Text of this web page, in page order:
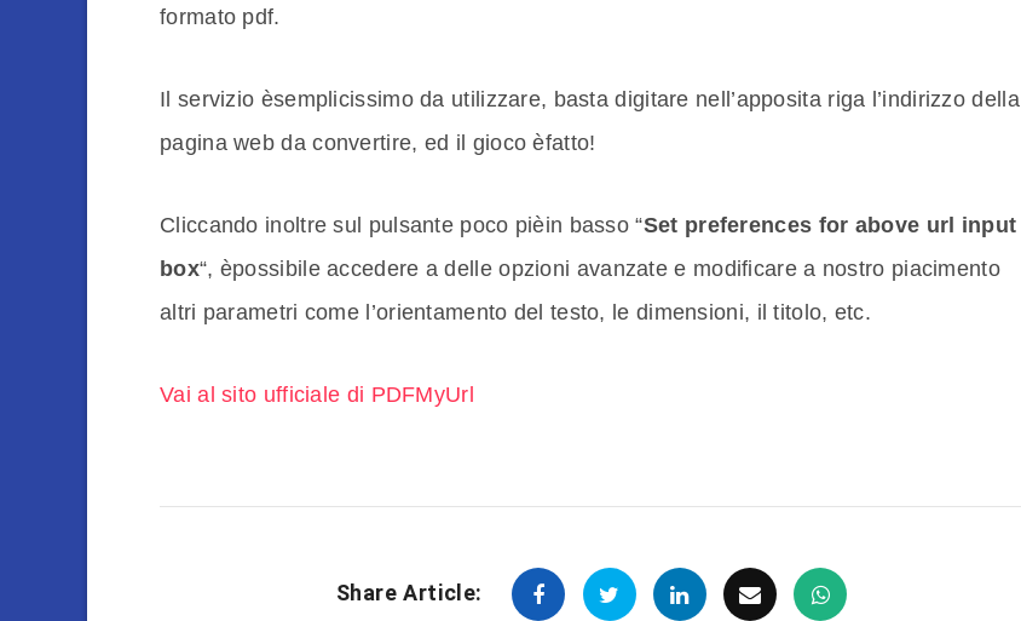
formato pdf.
Il servizio èsemplicissimo da utilizzare, basta digitare nell’apposita riga l’indirizzo della
pagina web da convertire, ed il gioco èfatto!
Cliccando inoltre sul pulsante poco pièin basso “Set preferences for above url input
box“, èpossibile accedere a delle opzioni avanzate e modificare a nostro piacimento
altri parametri come l’orientamento del testo, le dimensioni, il titolo, etc.
Vai al sito ufficiale di PDFMyUrl
Share Article: